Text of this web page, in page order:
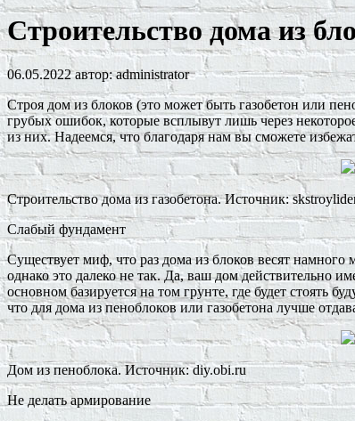
Строительство дома из
06.05.2022автор:administrator
Строя дом из блоков (это может быть газобетон или
грубых ошибок, которые всплывут лишь через
из них. Надеемся, что благодаря нам вы сможете
Строительство дома из газобетона. Источник:
Слабый фундамент
Существует миф, что раз дома из блоков весят
однако это далеко не так. Да, ваш дом действительно
основном базируется на том грунте, где будет стоять
что для дома из пеноблоков или газобетона лучше
Дом из пеноблока. Источник: diy.obi.ru
Не делать армирование